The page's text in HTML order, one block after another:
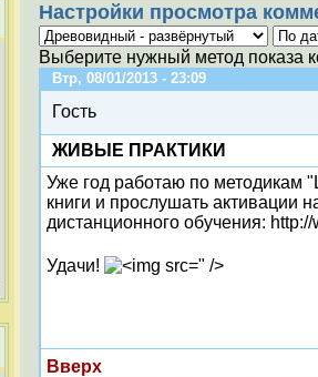
Настройки просмотра
Выберите нужный метод показа
Втр, 08/01/2013 - 23:09
Гость
ЖИВЫЕ ПРАКТИКИ
Уже год работаю по методикам
книги и прослушать активации
дистанционного обучения:
Удачи! " />
Вверх